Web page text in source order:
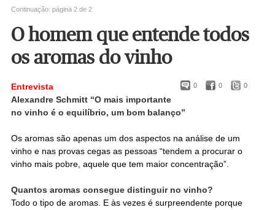
Continuação: página 2 de 2
O homem que entende todos
os aromas do vinho
0 0 0
Entrevista
Alexandre Schmitt “O mais importante
no vinho é o equilíbrio, um bom balanço”
Os aromas são apenas um dos aspectos na análise de um
vinho e nas provas cegas as pessoas “tendem a procurar o
vinho mais pobre, aquele que tem maior concentração”.
Quantos aromas consegue distinguir no vinho?
Todo o tipo de aromas. E às vezes é surpreendente porque